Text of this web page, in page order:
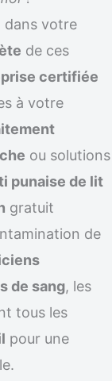
dans votre
de ces
certifiée
à votre
ou solutions
punaise de lit
gratuit
de
de sang, les
tous les
pour une